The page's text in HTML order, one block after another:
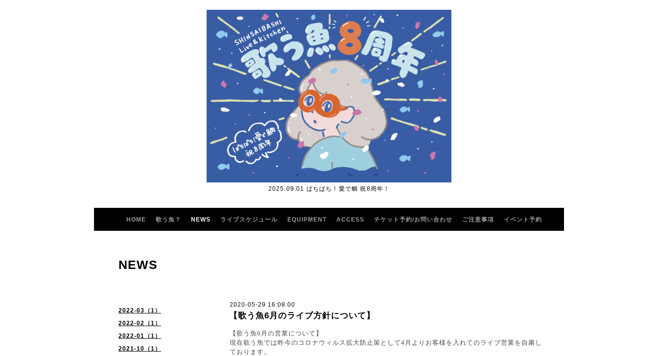
2025.09.01 ぱちぱち！愛で鯛 祝8周年！
HOME 歌う魚？ NEWS ライブスケジュール EQUIPMENT ACCESS チケット予約/お問い合わせ ご注意事項 イベント予約
2022-03（1）
2022-02（1）
2022-01（1）
2021-10（1）
NEWS
2020-05-29 16:08:00
【歌う魚6月のライブ方針について】
【歌う魚6月の営業について】
現在歌う魚では昨今のコロナウィルス拡大防止策として4月よりお客様を入れてのライブ営業を自粛し
ております。